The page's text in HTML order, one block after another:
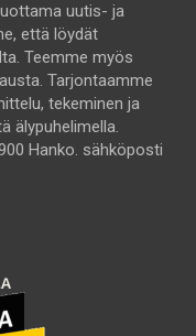
uutis- ja
että löydät
Teemme myös
Tarjontaamme
tekeminen ja
älypuhelimella.
Hanko. sähköposti